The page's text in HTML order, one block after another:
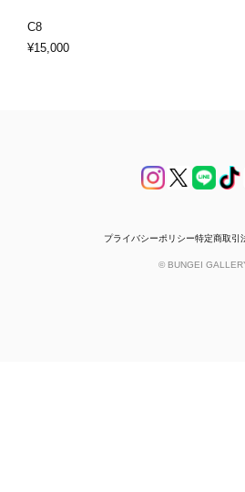
C8
¥15,000
プライバシーポリシー特定商取引
© BUNGEI